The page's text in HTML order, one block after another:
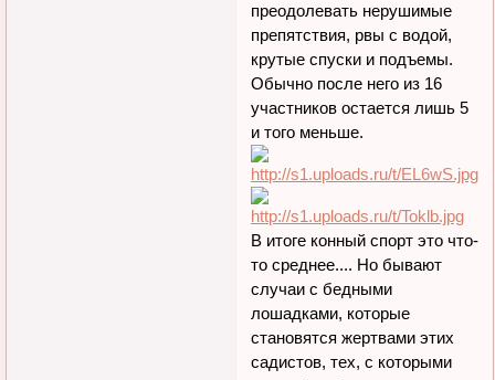
преодолевать нерушимые
препятствия, рвы с водой,
крутые спуски и подъемы.
Обычно после него из 16
участников остается лишь 5
и того меньше.
В итоге конный спорт это что-
то среднее.... Но бывают
случаи с бедными
лошадками, которые
становятся жертвами этих
садистов, тех, с которыми